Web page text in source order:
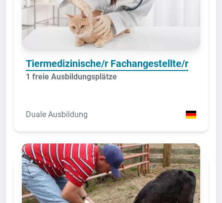
Tiermedizinische/r Fachangestellte/r
1 freie Ausbildungsplätze
Duale Ausbildung